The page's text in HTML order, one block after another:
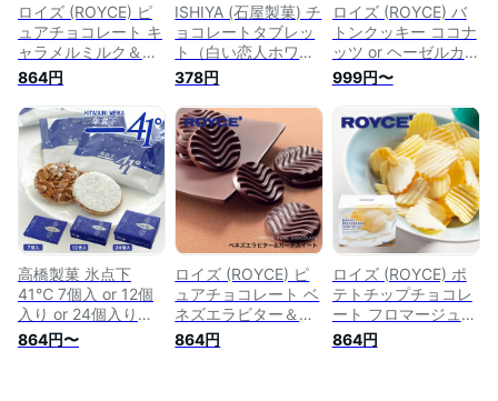
ロイズ (ROYCE) ピ
ュアチョコレート キ
ャラメルミルク＆ク
リーミーホワイト
40枚入お中元 帰省
土産 手土産 2023 ギ
フト プチギフト 札
幌 スイーツ 個包装
お菓子 洋菓子 誕生
日 内祝い 退職 お礼
お祝い 転勤 お礼 お
返し おしゃれ
864円
ISHIYA (石屋製菓) チ
ョコレートタブレッ
ト（白い恋人ホワイ
ト）or （白い恋人ブ
ラック）ギフト プチ
ギフト 札幌 スイー
ツ お菓子 板チョコ
個包装 洋菓子 誕生
日 内祝い 退職 お祝
い 転勤 お礼 お返し
御供 感謝 銘菓 有名
378円
ロイズ (ROYCE) バ
トンクッキー ココナ
ッツ or ヘーゼルカカ
オ or 2種詰め合わせ
(ヘーゼルカカオ、コ
コナッツ 各25枚
入) 御中元 2026 ギ
フト プチギフト ば
らまき 小分け お礼
お配り用 詰合せ 札
幌 スイーツ お菓子
焼き菓子 洋菓子
999円〜
高橋製菓 氷点下
41℃ 7個入 or 12個
入り or 24個入りギ
フト プチギフト ス
イーツ お菓子 クッ
864円〜
ロイズ (ROYCE) ピ
ュアチョコレート ベ
ネズエラビター＆ガ
ーナスイート 40枚
入敬老の日 お彼岸
864円
ロイズ (ROYCE) ポ
テトチップチョコレ
ート フロマージュブ
ラン 190g父の日 義
父 お中元 2023 ギフ
864円